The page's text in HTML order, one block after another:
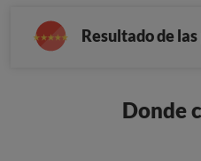
Resultado de
Donde